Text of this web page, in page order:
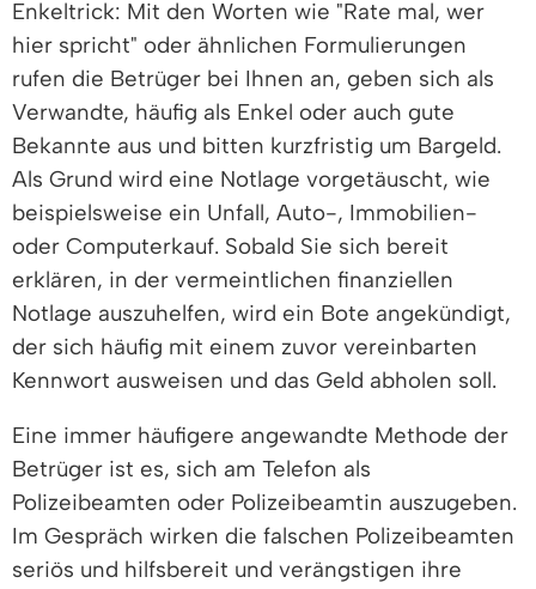
Enkeltrick: Mit den Worten wie "Rate mal, wer
hier spricht" oder ähnlichen Formulierungen
rufen die Betrüger bei Ihnen an, geben sich als
Verwandte, häufig als Enkel oder auch gute
Bekannte aus und bitten kurzfristig um Bargeld.
Als Grund wird eine Notlage vorgetäuscht, wie
beispielsweise ein Unfall, Auto-, Immobilien-
oder Computerkauf. Sobald Sie sich bereit
erklären, in der vermeintlichen finanziellen
Notlage auszuhelfen, wird ein Bote angekündigt,
der sich häufig mit einem zuvor vereinbarten
Kennwort ausweisen und das Geld abholen soll.
Eine immer häufigere angewandte Methode der
Betrüger ist es, sich am Telefon als
Polizeibeamten oder Polizeibeamtin auszugeben.
Im Gespräch wirken die falschen Polizeibeamten
seriös und hilfsbereit und verängstigen ihre